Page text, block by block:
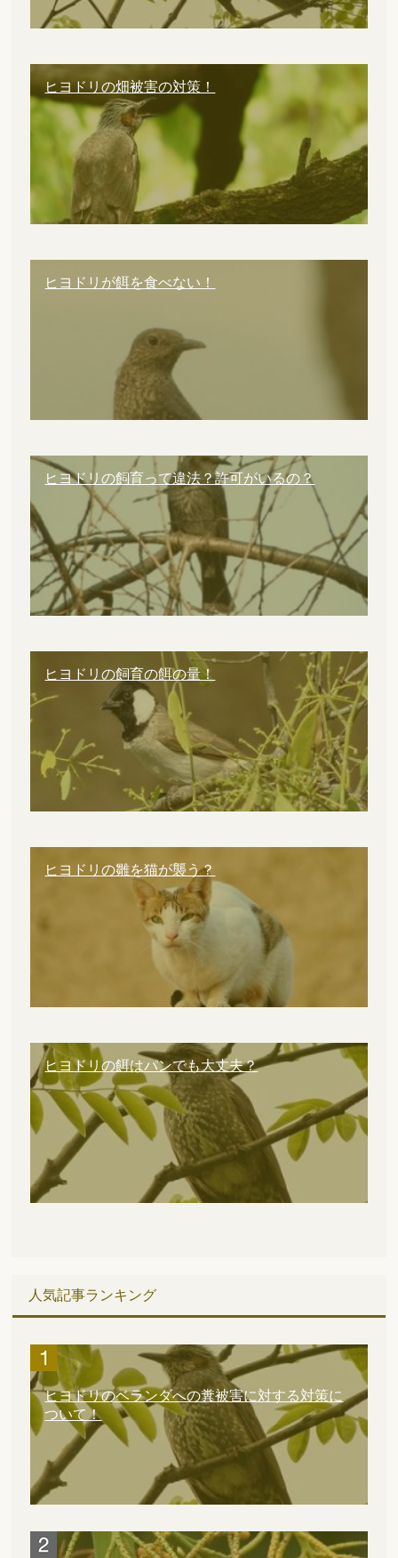
ヒヨドリの畑被害の対策！
ヒヨドリが餌を食べない！
ヒヨドリの飼育って違法？許可がいるの？
ヒヨドリの飼育の餌の量！
ヒヨドリの雛を猫が襲う？
ヒヨドリの餌はパンでも大丈夫？
人気記事ランキング
ヒヨドリのベランダへの糞被害に対する対策に
ついて！